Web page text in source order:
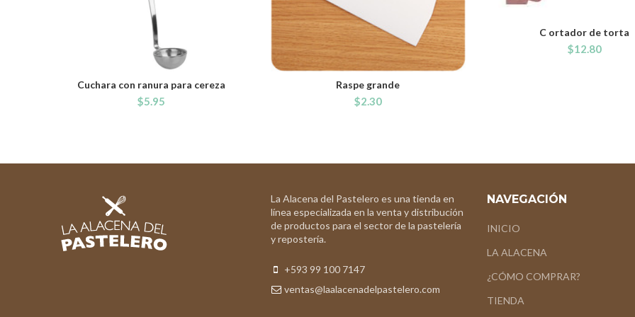
ADD TO CART
Cuchara con ranura para cereza
$5.95
ADD TO CART
Raspe grande
$2.30
ADD TO CART
C ortador de torta
$12.80
La Alacena del Pastelero es una tienda en
línea especializada en la venta y distribución
de productos para el sector de la pastelería
y repostería.
+593 99 100 7147
ventas@laalacenadelpastelero.com
NAVEGACIÓN
INICIO
LA ALACENA
¿CÓMO COMPRAR?
TIENDA